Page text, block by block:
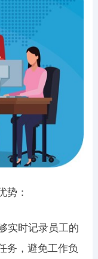
势：
实时记录员工的
务，避免工作负